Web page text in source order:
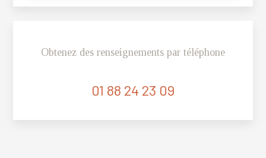
Obtenez des renseignements par téléphone
01 88 24 23 09